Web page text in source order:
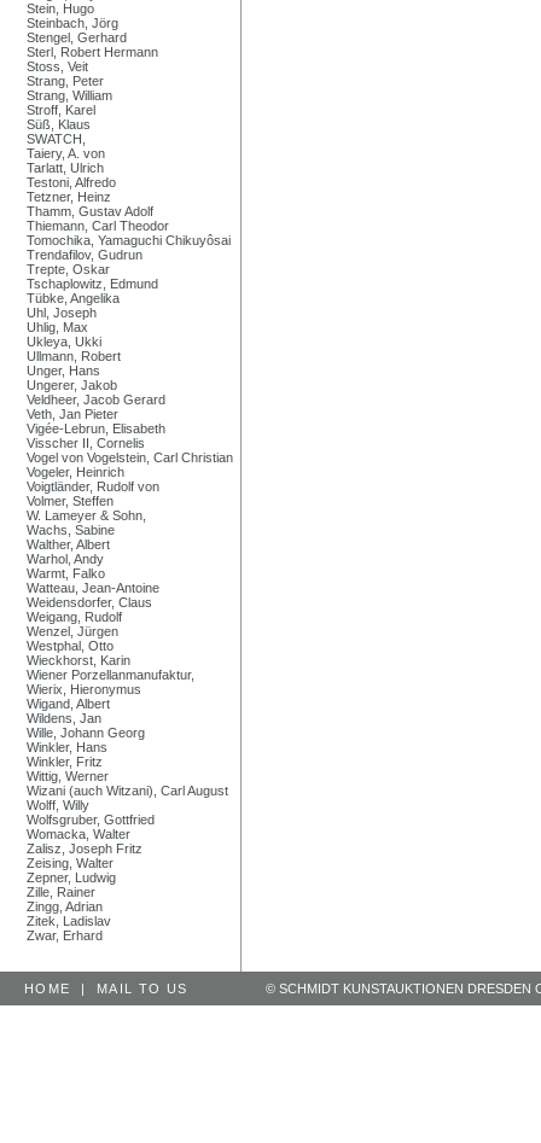
Stein, Hugo
Steinbach, Jörg
Stengel, Gerhard
Sterl, Robert Hermann
Stoss, Veit
Strang, Peter
Strang, William
Stroff, Karel
Süß, Klaus
SWATCH,
Taiery, A. von
Tarlatt, Ulrich
Testoni, Alfredo
Tetzner, Heinz
Thamm, Gustav Adolf
Thiemann, Carl Theodor
Tomochika, Yamaguchi Chikuyôsai
Trendafilov, Gudrun
Trepte, Oskar
Tschaplowitz, Edmund
Tübke, Angelika
Uhl, Joseph
Uhlig, Max
Ukleya, Ukki
Ullmann, Robert
Unger, Hans
Ungerer, Jakob
Veldheer, Jacob Gerard
Veth, Jan Pieter
Vigée-Lebrun, Elisabeth
Visscher II, Cornelis
Vogel von Vogelstein, Carl Christian
Vogeler, Heinrich
Voigtländer, Rudolf von
Volmer, Steffen
W. Lameyer & Sohn,
Wachs, Sabine
Walther, Albert
Warhol, Andy
Warmt, Falko
Watteau, Jean-Antoine
Weidensdorfer, Claus
Weigang, Rudolf
Wenzel, Jürgen
Westphal, Otto
Wieckhorst, Karin
Wiener Porzellanmanufaktur,
Wierix, Hieronymus
Wigand, Albert
Wildens, Jan
Wille, Johann Georg
Winkler, Hans
Winkler, Fritz
Wittig, Werner
Wizani (auch Witzani), Carl August
Wolff, Willy
Wolfsgruber, Gottfried
Womacka, Walter
Zalisz, Joseph Fritz
Zeising, Walter
Zepner, Ludwig
Zille, Rainer
Zingg, Adrian
Zitek, Ladislav
Zwar, Erhard
HOME | MAIL TO US © SCHMIDT KUNSTAUKTIONEN DRESDEN